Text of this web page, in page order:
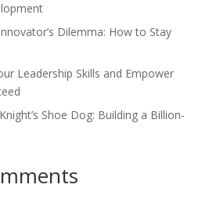
Dilemma: How to Stay
Leadership Skills and Empower
Shoe Dog: Building a Billion-